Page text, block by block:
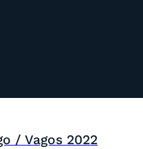
/ Vagos 2022